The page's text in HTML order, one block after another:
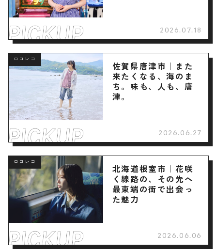
2026.07.18
ロコレコ
佐賀県唐津市｜また
来たくなる、海のま
ち。味も、人も、唐
津。
2026.06.27
ロコレコ
北海道根室市｜花咲
く線路の、その先へ
最東端の街で出会っ
た魅力
2026.06.06